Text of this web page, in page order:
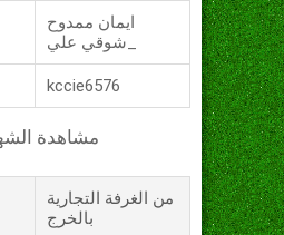
ايمان ممدوح
kccie6576
مشاهدة
من الغرفة التجارية
بالخرج